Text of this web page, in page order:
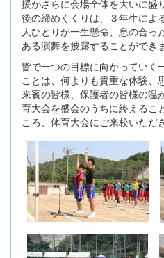
援がさらに会場全体を大いに盛
後の締めくくりは、３年生によ
人ひとりが一生懸命、息の合っ
ある演舞を披露することができ
皆で一つの目標に向かっていく
ことは、何よりも貴重な体験、
来賓の皆様、保護者の皆様の温
育大会を盛会のうちに終えるこ
ころ、体育大会にご来校いただ